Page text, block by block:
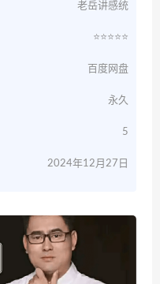
老岳讲感统
⭐️⭐️⭐️⭐️⭐️
百度网盘
永久
5
2024年12月27日